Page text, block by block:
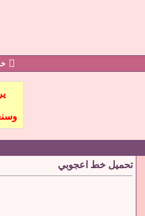
تحميل خط اعجوبي